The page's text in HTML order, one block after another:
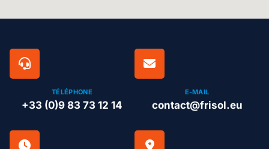
TÉLÉPHONE
+33 (0)9 83 73 12 14
E-MAIL
contact@frisol.eu